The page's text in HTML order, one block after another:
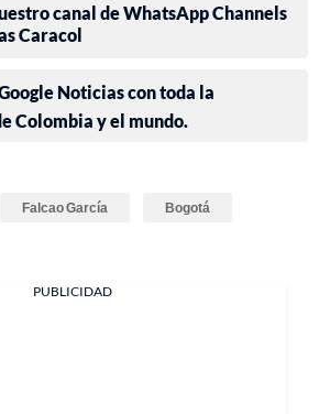
canal de WhatsApp Channels
Caracol
Noticias con toda la
Colombia y el mundo.
Falcao García Bogotá
PUBLICIDAD